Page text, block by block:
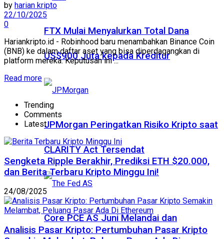
FTX Mulai Menyalurkan Total Dana
US$900 Juta kepada Kreditur
JPMorgan Peringatkan Risiko Kripto saat
CLARITY Act Tersendat
Core PCE AS Juni Melandai dan
by harian kripto
22/10/2025
0
Hariankripto.id - Robinhood baru menambahkan Binance Coin
(BNB) ke dalam daftar aset yang bisa diperdagangkan di
platform mereka. Keputusan ini ...
Read more
Trending
Comments
Latest
Sengketa Ripple Berakhir, Prediksi ETH $20.000,
dan Berita Terbaru Kripto Minggu Ini!
24/08/2025
Analisis Pasar Kripto: Pertumbuhan Pasar Kripto